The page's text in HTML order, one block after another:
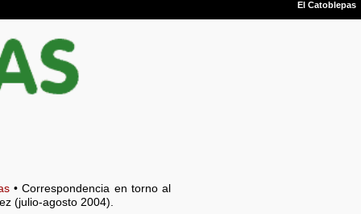
• Correspondencia en torno al
(julio-agosto 2004).